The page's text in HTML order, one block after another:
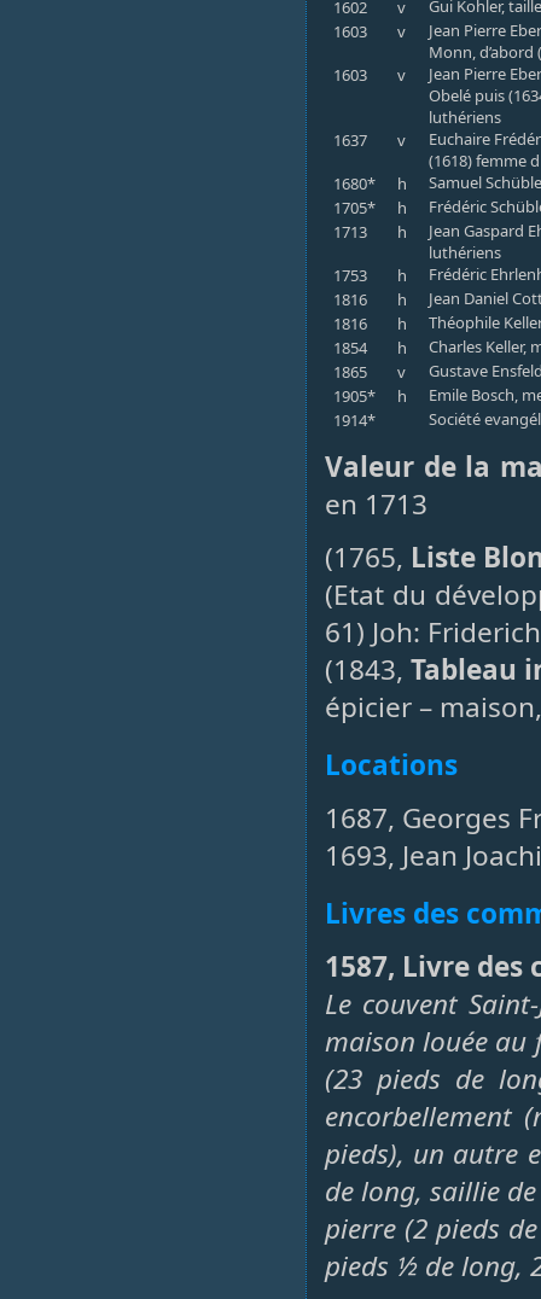
1602 v
Gui Kohler,
1603
v
Jean Pierre
Monn,
1603
v
Jean Pierre
Obelé puis
luthériens
1637
v
Euchaire
(1618) femme
1680*
h
Samuel
1705*
h
Frédéric
1713
h
Jean Gaspard
luthériens
1753
h
Frédéric
1816
h
Jean Daniel
1816
h
Théophile
1854
h
Charles Keller,
1865
v
Gustave
1905*
h
Emile Bosch,
1914*
Société
Valeur de la
en 1713
(1765, Liste
(Etat du
61) Joh:
(1843, Tableau
épicier –
Locations
1687, Georges
1693, Jean
Livres des
1587, Livre des
Le couvent
maison louée au
(23 pieds de
encorbellement
pieds), un autre
de long, saillie
pierre (2 pieds
pieds ½ de long,